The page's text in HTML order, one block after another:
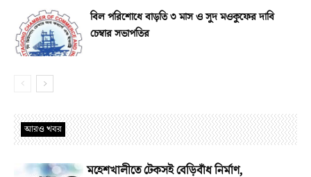
বিল পরিশোধে বাড়তি ৩ মাস ও সুদ মওকুফের দাবি
চেম্বার সভাপতির
আরও খবর
মহেশখালীতে টেকসই বেড়িবাঁধ নির্মাণ,